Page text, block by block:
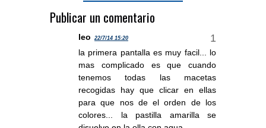
Publicar un comentario
leo 22/7/14 15:20
la primera pantalla es muy facil... lo
mas complicado es que cuando
tenemos todas las macetas
recogidas hay que clicar en ellas
para que nos de el orden de los
colores... la pastilla amarilla se